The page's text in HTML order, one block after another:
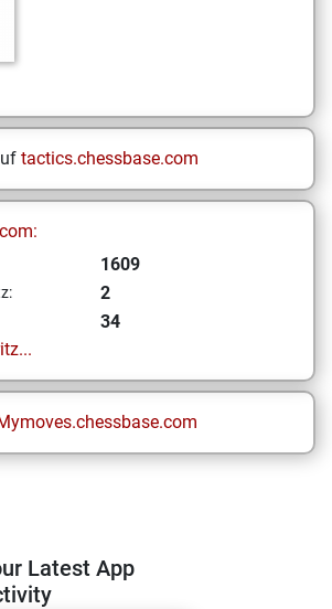
tactics.chessbase.com
1609
2
34
Latest App